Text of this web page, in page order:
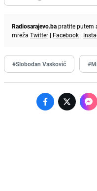
Radiosarajevo.bapratite putem
mreža Twitter | Facebook |
#Slobodan Vasković